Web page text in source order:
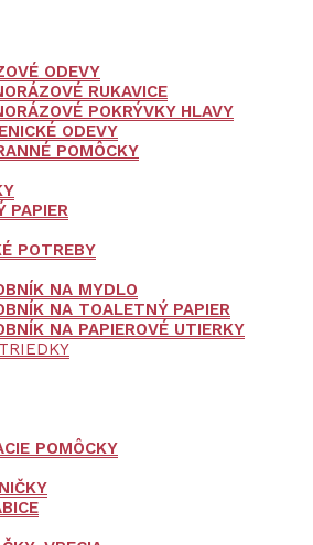
ODEVY
RUKAVICE
POKRÝVKY HLAVY
ODEVY
POMÔCKY
PAPIER
POTREBY
NA MYDLO
NA TOALETNÝ PAPIER
NA PAPIEROVÉ UTIERKY
POMÔCKY